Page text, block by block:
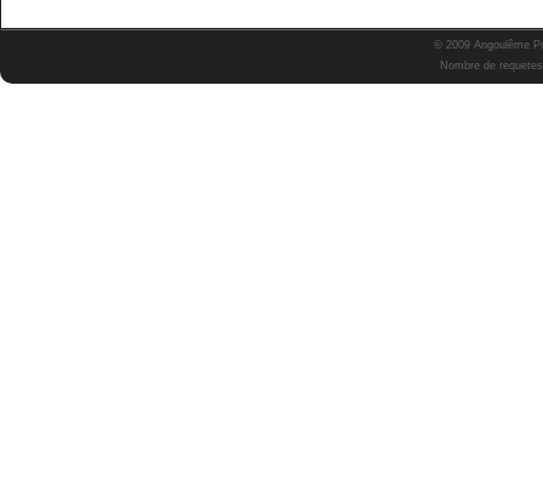
© 2009 Angoulême
Nombre de